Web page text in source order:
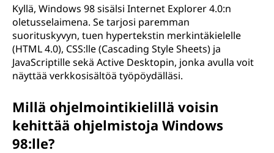
Kyllä, Windows 98 sisälsi Internet Explorer 4.0:n
oletusselaimena. Se tarjosi paremman
suorituskyvyn, tuen hypertekstin merkintäkielelle
(HTML 4.0), CSS:lle (Cascading Style Sheets) ja
JavaScriptille sekä Active Desktopin, jonka avulla voit
näyttää verkkosisältöä työpöydälläsi.
Millä ohjelmointikielillä voisin
kehittää ohjelmistoja Windows
98:lle?